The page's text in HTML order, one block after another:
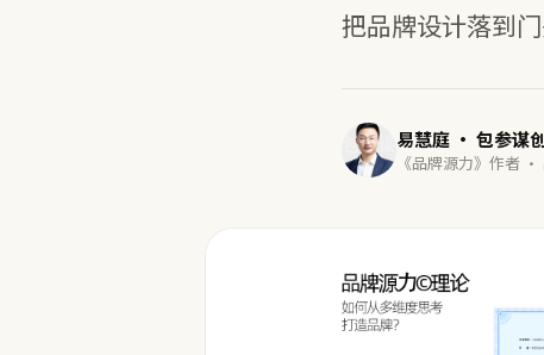
把品牌设计落到
易慧庭 · 包参谋
《品牌源力》作者